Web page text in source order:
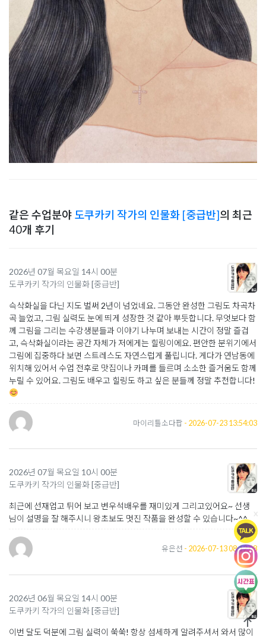
같은 수업분야 도쿠카키 작가의 인물화 [중급반]의 최근
40개 후기
2026년 07월 목요일 14시 00분
도쿠카키 작가의 인물화 [중급반]
슥삭화실을 다닌 지도 벌써 2년이 넘었네요. 그동안 완성한 그림도 차곡차
곡 늘었고, 그림 실력도 눈에 띄게 성장한 것 같아 뿌듯합니다. 무엇보다 함
께 그림을 그리는 수강생분들과 이야기 나누며 보내는 시간이 정말 즐겁
고, 슥삭화실이라는 공간 자체가 저에게는 힐링이에요. 편안한 분위기에서
그림에 집중하다 보면 스트레스도 자연스럽게 풀립니다. 게다가 연남동에
위치해 있어서 수업 전후로 맛집이나 카페를 들르며 소소한 즐거움도 함께
누릴 수 있어요. 그림도 배우고 힐링도 하고 싶은 분들께 정말 추천합니다!
마이리틀소다팝 - 2026-07-23 13:54:03
2026년 07월 목요일 10시 00분
도쿠카키 작가의 인물화 [중급반]
최근에 선재업고 튀어 보고 변우석배우를 재미있게 그리고있어요~ 선생
님이 설명을 잘 해주시니 왕초보도 멋진 작품을 완성할 수 있습니다~^^
유은선 - 2026-07-13 08:12:08
2026년 06월 목요일 14시 00분
도쿠카키 작가의 인물화 [중급반]
이번 달도 덕분에 그림 실력이 쑥쑥! 항상 섬세하게 알려주셔서 와서 많이